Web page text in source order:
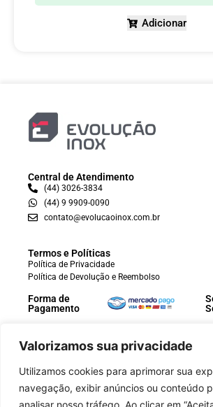
Valorizamos sua privacidade
Utilizamos cookies para aprimorar sua
navegação, exibir anúncios ou conteúdo
analisar nosso tráfego. Ao clicar em
Adicionar
Central de Atendimento
(44) 3026-3834
(44) 9 9909-0090
contato@evolucaoinox.com.br
Termos e Políticas
Política de Privacidade
Política de Devolução e Reembolso
Forma de
Pagamento